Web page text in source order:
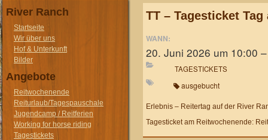
River Ranch
Startseite
Wir über uns
Hof & Unterkunft
Bilder
Angebote
Reitwochenende
Reiturlaub/Tagespauschale
Jugendcamp / Reitferien
Working for horse riding
Tagestickets
TT – Tagesticket
WANN:
20. Juni 2026 um 10:00
TAGESTICKETS
ausgebucht
Erlebnis – Reitertag auf der River
Tagesticket am Reitwochenende: